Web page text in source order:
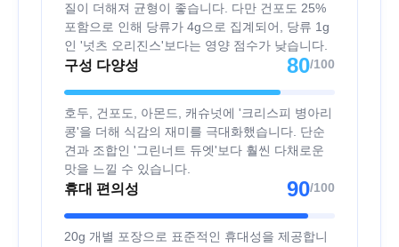
질이 더해져 균형이 좋습니다. 다만 건포도 25%
포함으로 인해 당류가 4g으로 집계되어, 당류 1g
인 '넛츠 오리진스'보다는 영양 점수가 낮습니다.
구성 다양성 80/100
호두, 건포도, 아몬드, 캐슈넛에 '크리스피 병아리
콩'을 더해 식감의 재미를 극대화했습니다. 단순
견과 조합인 '그린너트 듀엣'보다 훨씬 다채로운
맛을 느낄 수 있습니다.
휴대 편의성 90/100
20g 개별 포장으로 표준적인 휴대성을 제공합니